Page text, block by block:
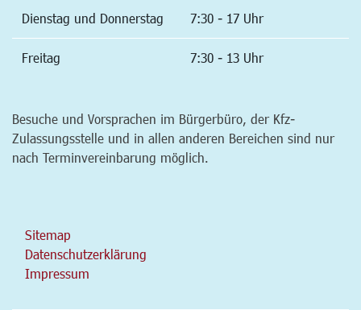
Dienstag und Donnerstag 7:30 - 17 Uhr
Freitag 7:30 - 13 Uhr
Besuche und Vorsprachen im Bürgerbüro, der Kfz-
Zulassungsstelle und in allen anderen Bereichen sind nur
nach Terminvereinbarung möglich.
Sitemap
Datenschutzerklärung
Impressum